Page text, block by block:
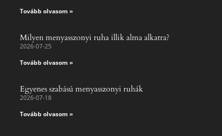
Tovább olvasom »
Milyen menyasszonyi ruha illik alma alkatra?
2026-07-25
Tovább olvasom »
Egyenes szabású menyasszonyi ruhák
2026-07-18
Tovább olvasom »